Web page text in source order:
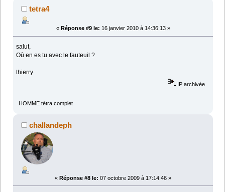
tetra4
« Réponse #9 le: 16 janvier 2010 à 14:36:13 »
salut,
Où en es tu avec le fauteuil ?
thierry
IP archivée
HOMME tétra complet
challandeph
« Réponse #8 le: 07 octobre 2009 à 17:14:46 »